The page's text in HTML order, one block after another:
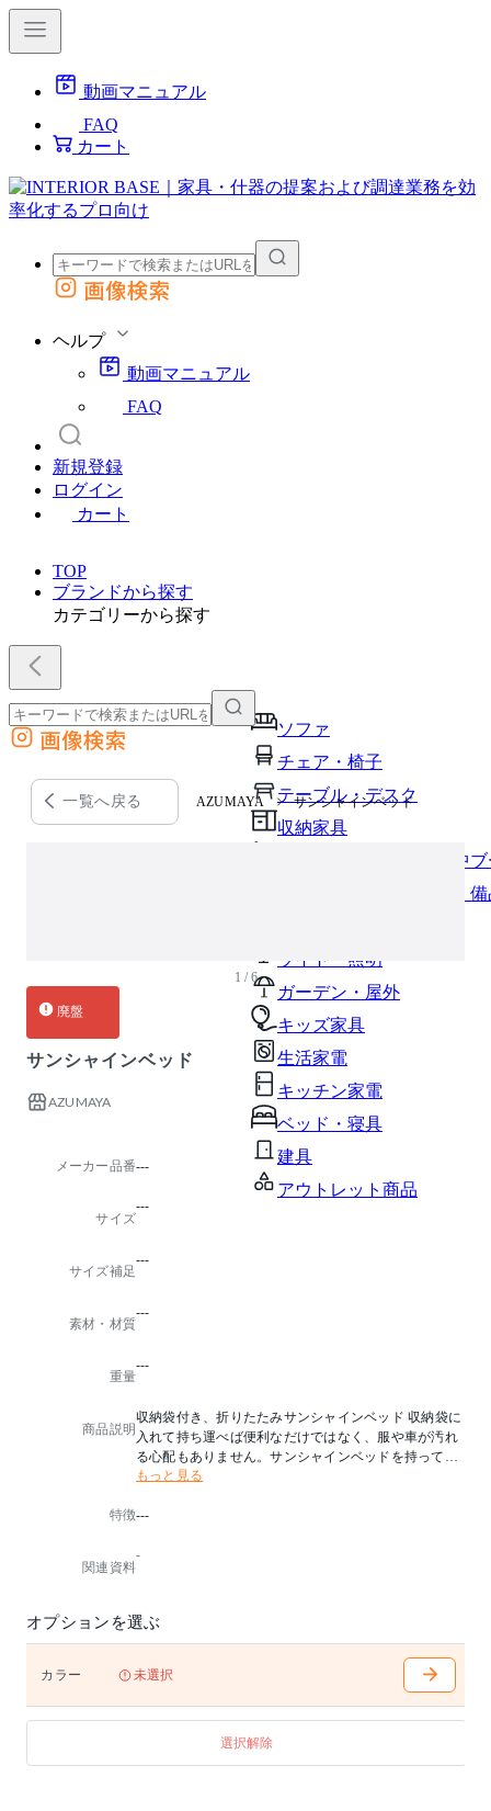
動画マニュアル
FAQ
カート
外部サイトの商品をカートに追加
画像検索
ヘルプ
動画マニュアル
FAQ
新規登録
ログイン
カート
TOP
ブランドから探す
カテゴリーから探す
ソファ
チェア・椅子
テーブル・デスク
収納家具
パーソナルブース・集中
オフィスアクセサリー・
ライト・照明
ガーデン・屋外
キッズ家具
生活家電
キッチン家電
ベッド・寝具
建具
アウトレット商品
外部サイトの商品をカートに追加
他のサイトで見つけた商品ページのURLを貼り付けて、カートに追加できます
画像検索
一覧へ戻る AZUMAYA サンシャインベッド
1 / 6
廃盤
サンシャインベッド
AZUMAYA
メーカー品番---
サイズ
---
サイズ補足
---
素材・材質
---
重量
---
商品説明
収納袋付き、折りたたみサンシャインベッド 収納袋に
入れて持ち運べば便利なだけではなく、服や車が汚れ
る心配もありません。サンシャインベッドを持ってキ
ャンプやBBQに行けば、自然を感じながらゆっくりと
※小箱あり
常時外置きは出来ません。直射日光・雨ざらしの環境
下では劣化が早まりますので、屋根付きのテラス等で
もっと見る
特徴---
関連資料
-
オプションを選ぶ
カラー 未選択
選択解除